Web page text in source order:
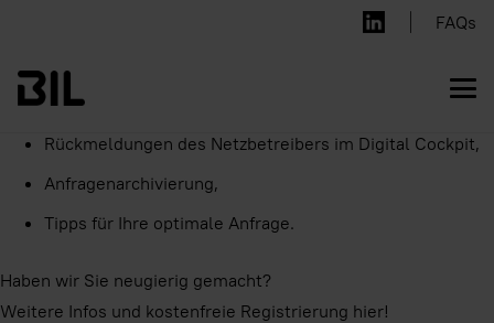
FAQs
Unsere Experten informieren über die Themen:
Nutzung des integrierten ALIZ Recherchedienstes,
Rückmeldungen des Netzbetreibers im Digital Cockpit,
Anfragenarchivierung,
Tipps für Ihre optimale Anfrage.
Haben wir Sie neugierig gemacht?
Weitere Infos und kostenfreie Registrierung hier!